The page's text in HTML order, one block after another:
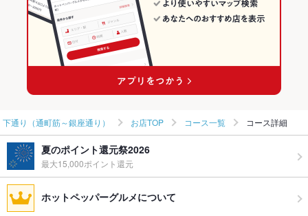
熊本城・市役所前駅 × 居酒屋
熊本城・市役所前駅 × 和風
熊本 × 和風
下通り（通町筋～銀座通り）のグルメランキング
下通り（通町筋～銀座通り）の和食ランキング
下通り（通町筋～銀座通り）の焼き鳥・鶏料理ランキング
下通り（通町筋～銀座通り） お店TOP コース一覧 コース詳細
夏のポイント還元祭2026
最大15,000ポイント還元
ホットペッパーグルメについて